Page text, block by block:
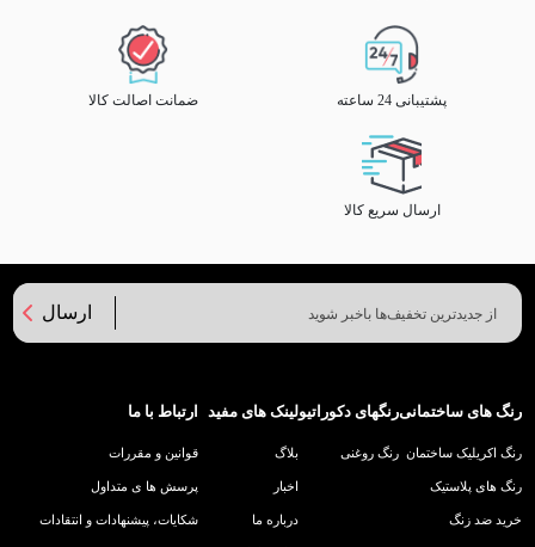
پشتیبانی 24 ساعته ضمانت اصالت کالا
ارسال سریع کالا
ارسال
رنگ های ساختمانی
رنگ اکریلیک ساختمان
رنگ های پلاستیک
خرید ضد زنگ
رنگهای دکوراتیو
رنگ روغنی
لینک های مفید
بلاگ
اخبار
درباره ما
ارتباط با ما
قوانین و مقررات
پرسش ها ی متداول
شکایات، پیشنهادات و انتقادات